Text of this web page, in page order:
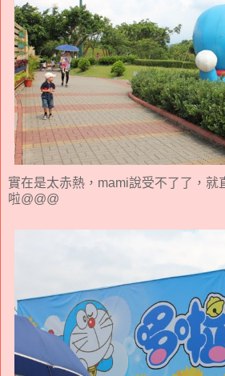
實在是太赤熱，mami說受不了了，就
啦@@@